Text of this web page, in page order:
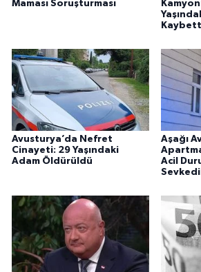
Maması Soruşturması
Avusturya’da Nefret
Cinayeti: 29 Yaşındaki
Adam Öldürüldü
Aşağı
Acil